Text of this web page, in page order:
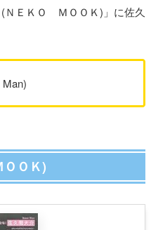
ＮＥＫＯ ＭＯＯＫ)」に佐久
ＯＫ)